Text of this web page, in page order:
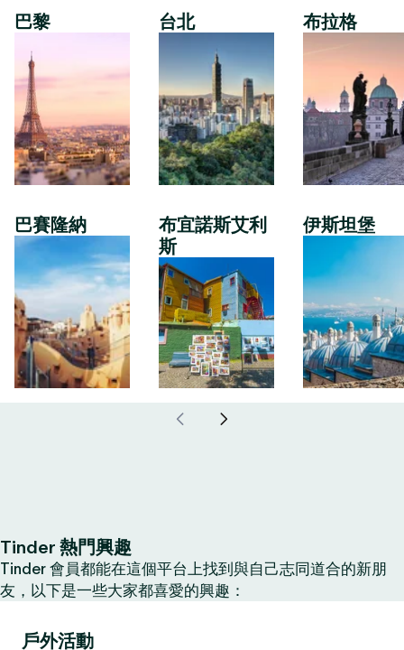
巴黎
巴賽隆納
台北
布宜諾斯艾利
斯
布拉格
伊斯坦堡
Tinder 熱門興趣
Tinder 會員都能在這個平台上找到與自己志同道合的新朋
友，以下是一些大家都喜愛的興趣：
戶外活動